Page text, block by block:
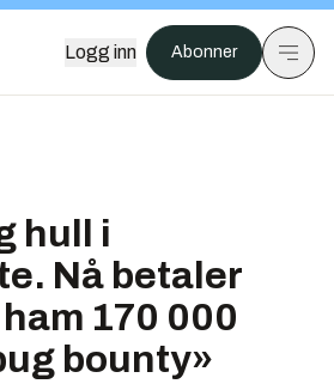
Logg inn Abonner
hull i
Nå betaler
170 000
bounty»